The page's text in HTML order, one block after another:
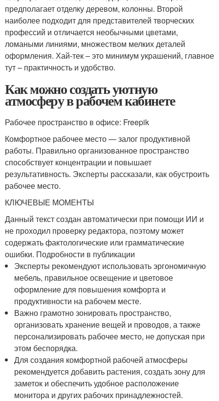
предполагает отделку деревом, колонны. Второй
наиболее подходит для представителей творческих
профессий и отличается необычными цветами,
ломаными линиями, множеством мелких деталей
оформления. Хай-тек – это минимум украшений, главное
тут – практичность и удобство.
Как можно создать уютную
атмосферу в рабочем кабинете
Рабочее пространство в офисе: Freepik
Комфортное рабочее место — залог продуктивной
работы. Правильно организованное пространство
способствует концентрации и повышает
результативность. Эксперты рассказали, как обустроить
рабочее место.
КЛЮЧЕВЫЕ МОМЕНТЫ
Данный текст создан автоматически при помощи ИИ и
не проходил проверку редактора, поэтому может
содержать фактологические или грамматические
ошибки. Подробности в публикации
Эксперты рекомендуют использовать эргономичную
мебель, правильное освещение и цветовое
оформление для повышения комфорта и
продуктивности на рабочем месте.
Важно грамотно зонировать пространство,
организовать хранение вещей и проводов, а также
персонализировать рабочее место, не допуская при
этом беспорядка.
Для создания комфортной рабочей атмосферы
рекомендуется добавить растения, создать зону для
заметок и обеспечить удобное расположение
монитора и других рабочих принадлежностей.